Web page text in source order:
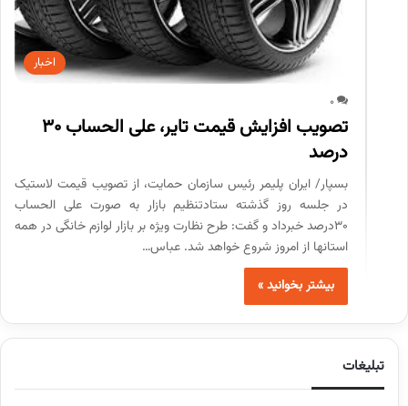
اخبار
0
تصویب افزایش قیمت تایر، علی الحساب ۳۰
درصد
بسپار/ ایران پلیمر رئیس سازمان حمایت، از تصویب قیمت لاستیک
در جلسه روز گذشته ستادتنظیم بازار به صورت علی الحساب
۳۰درصد خبرداد و گفت: طرح نظارت ویژه بر بازار لوازم خانگی در همه
استانها از امروز شروع خواهد شد. عباس…
بیشتر بخوانید »
تبلیغات